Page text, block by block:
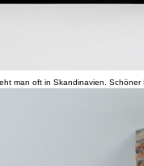
man oft in Skandinavien. Schöner